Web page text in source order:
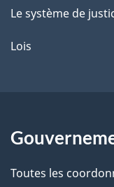
Le système de
Lois
Toutes les